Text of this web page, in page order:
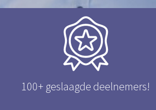
100+ geslaagde deelnemers!